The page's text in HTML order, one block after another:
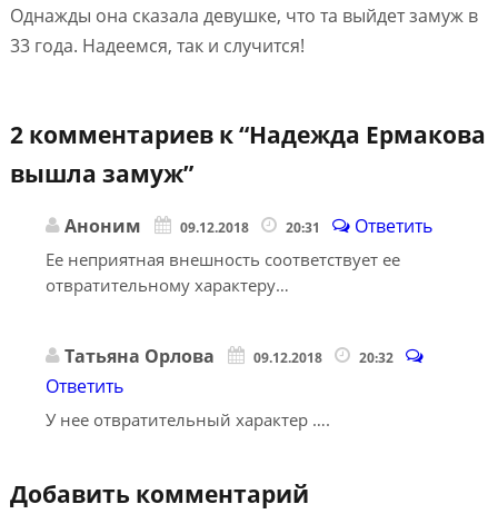
Однажды она сказала девушке, что та выйдет замуж в
33 года. Надеемся, так и случится!
2 комментариев к “Надежда Ермакова
вышла замуж”
Аноним 09.12.2018 20:31 Ответить
Ее неприятная внешность соответствует ее
отвратительному характеру…
Татьяна Орлова 09.12.2018 20:32
Ответить
У нее отвратительный характер ….
Добавить комментарий